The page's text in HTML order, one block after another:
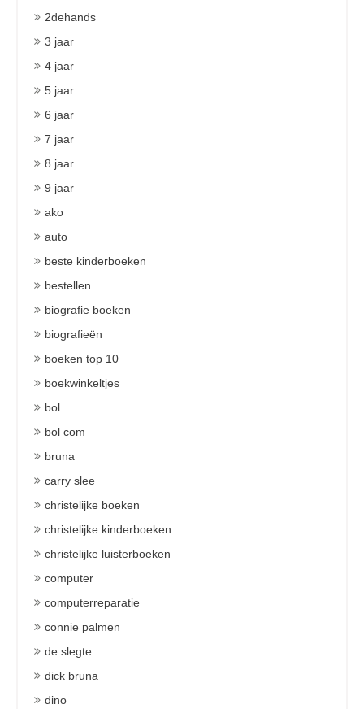
2dehands
3 jaar
4 jaar
5 jaar
6 jaar
7 jaar
8 jaar
9 jaar
ako
auto
beste kinderboeken
bestellen
biografie boeken
biografieën
boeken top 10
boekwinkeltjes
bol
bol com
bruna
carry slee
christelijke boeken
christelijke kinderboeken
christelijke luisterboeken
computer
computerreparatie
connie palmen
de slegte
dick bruna
dino